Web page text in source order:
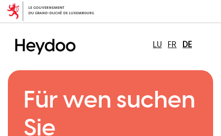
Direkt
zum
LU
FR DE
Für wen suchen
Sie